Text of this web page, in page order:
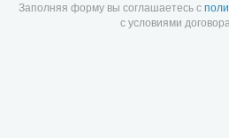
Заполняя форму вы соглашаетесь с
с условиями